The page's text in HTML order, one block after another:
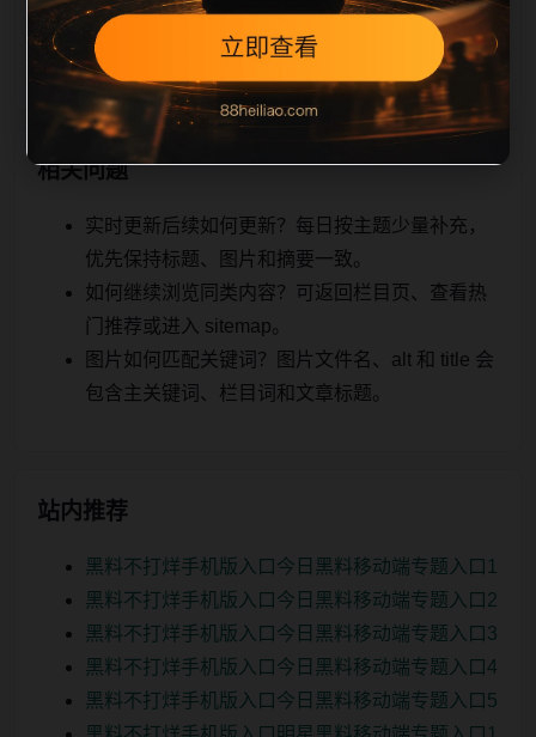
取性。第1条内容作为初始建设页，重点承担栏目深度
补齐、内链结构完善和后续采集归类的承接作用。
相关问题
实时更新后续如何更新？每日按主题少量补充，
优先保持标题、图片和摘要一致。
如何继续浏览同类内容？可返回栏目页、查看热
门推荐或进入 sitemap。
图片如何匹配关键词？图片文件名、alt 和 title 会
包含主关键词、栏目词和文章标题。
站内推荐
黑料不打烊手机版入口今日黑料移动端专题入口1
黑料不打烊手机版入口今日黑料移动端专题入口2
黑料不打烊手机版入口今日黑料移动端专题入口3
黑料不打烊手机版入口今日黑料移动端专题入口4
黑料不打烊手机版入口今日黑料移动端专题入口5